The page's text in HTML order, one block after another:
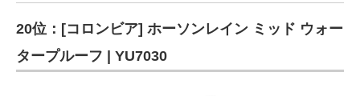
20位：[コロンビア] ホーソンレイン ミッド ウォー
タープルーフ | YU7030